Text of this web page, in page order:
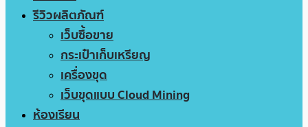
รีวิวผลิตภัณฑ์
เว็บซื้อขาย
กระเป๋าเก็บเหรียญ
เครื่องขุด
เว็บขุดแบบ Cloud Mining
ห้องเรียน